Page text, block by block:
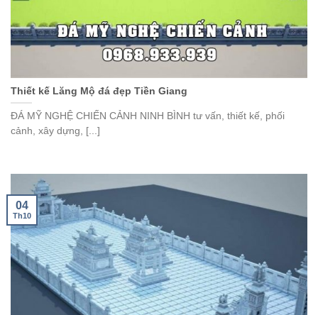
Thiết kế Lăng Mộ đá đẹp Tiền Giang
ĐÁ MỸ NGHỆ CHIẾN CẢNH NINH BÌNH tư vấn, thiết kế, phối
cảnh, xây dựng, [...]
04
Th10